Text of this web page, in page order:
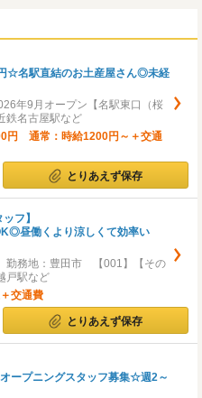
☆名駅直結のお土産屋さん◎未経
年9月オープン【名駅東口（桜
鉄名古屋駅など
円 通常：時給1200円～＋交通
とりあえず保存
フ】
昼働くより涼しくて効率い
務地：豊田市 【001】【その
戸駅など
交通費
とりあえず保存
ープニングスタッフ募集☆週2～